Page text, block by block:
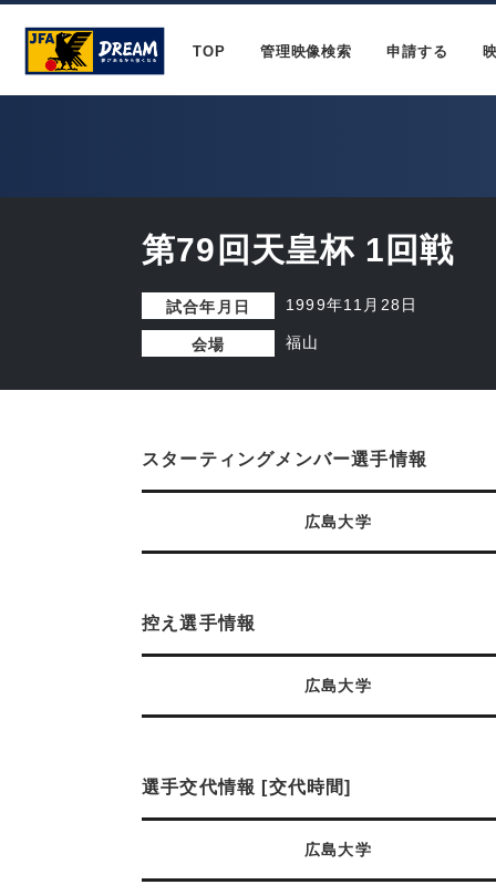
TOP 管理映像検索 申請する
第79回天皇杯 1回戦
試合年月日 1999年11月28日
会場 福山
スターティングメンバー選手情報
広島大学
控え選手情報
広島大学
選手交代情報 [交代時間]
広島大学